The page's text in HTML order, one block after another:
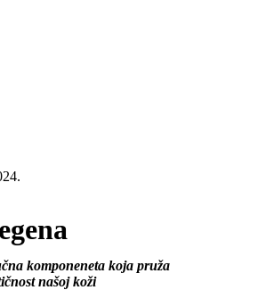
komponeneta koja pruža
našoj koži